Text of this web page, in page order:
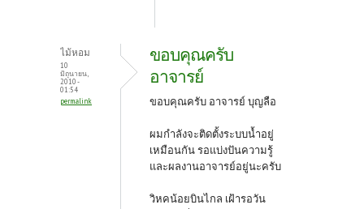
ไม้หอม
10
มิถุนายน,
2010 -
01:54
permalink
ขอบคุณครับ
อาจารย์
ขอบคุณครับ อาจารย์ บุญลือ
ผมกำลังจะติดตั้งระบบน้ำอยู่
เหมือนกัน รอแบ่งปันความรู้
และผลงานอาจารย์อยู่นะครับ
วิหคน้อยบินไกล เฝ้ารอวัน